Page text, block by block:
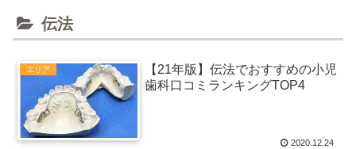
伝法
エリア
【21年版】伝法でおすすめの小児
歯科口コミランキングTOP4
2020.12.24